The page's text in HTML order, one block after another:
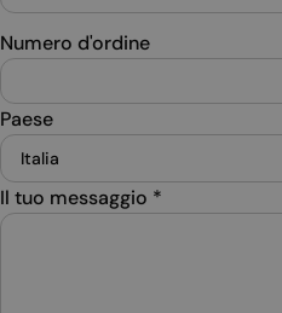
Numero d'ordine
Paese
Il tuo messaggio *